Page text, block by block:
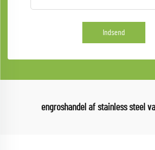
Indsend
engroshandel af stainless steel